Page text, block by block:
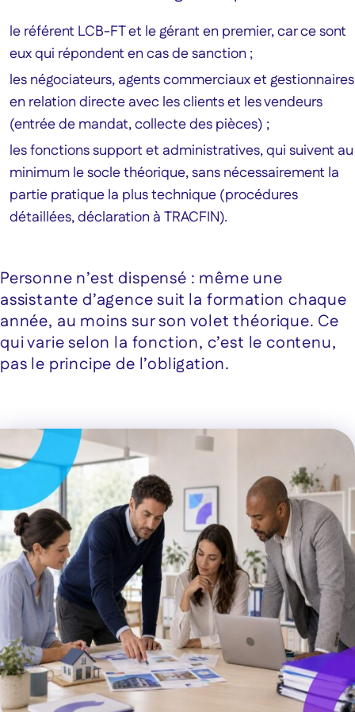
le référent LCB-FT et le gérant en premier, car ce sont
eux qui répondent en cas de sanction ;
les négociateurs, agents commerciaux et gestionnaires
en relation directe avec les clients et les vendeurs
(entrée de mandat, collecte des pièces) ;
les fonctions support et administratives, qui suivent au
minimum le socle théorique, sans nécessairement la
partie pratique la plus technique (procédures
détaillées, déclaration à TRACFIN).
Personne n’est dispensé : même une
assistante d’agence suit la formation chaque
année, au moins sur son volet théorique. Ce
qui varie selon la fonction, c’est le contenu,
pas le principe de l’obligation.